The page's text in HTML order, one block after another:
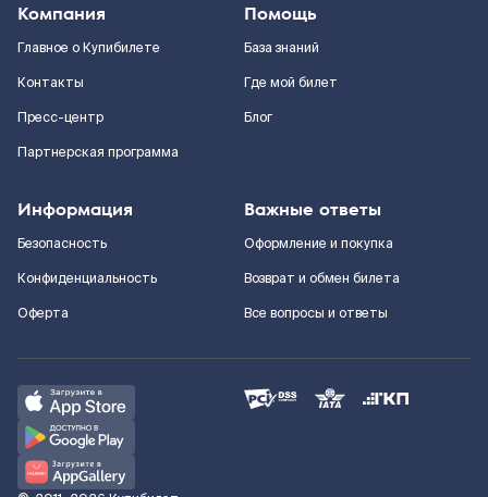
Компания
Главное о Купибилете
Контакты
Пресс-центр
Партнерская программа
Помощь
База знаний
Где мой билет
Блог
Информация
Безопасность
Конфиденциальность
Оферта
Важные ответы
Оформление и покупка
Возврат и обмен билета
Все вопросы и ответы